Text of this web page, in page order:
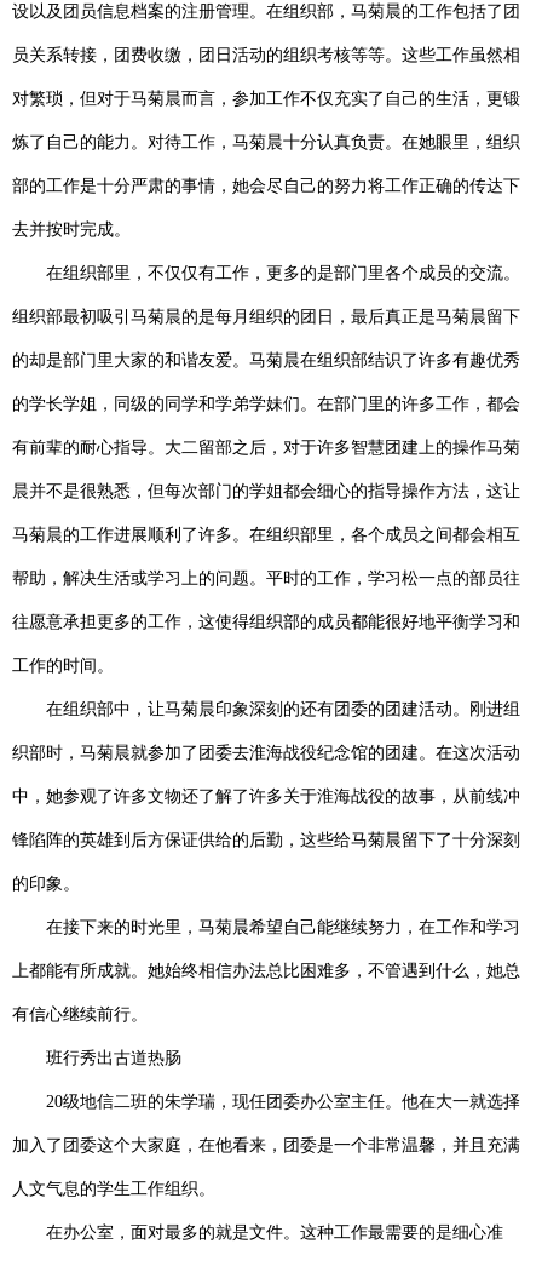
设以及团员信息档案的注册管理。在组织部，马菊晨的工作包括了团
员关系转接，团费收缴，团日活动的组织考核等等。这些工作虽然相
对繁琐，但对于马菊晨而言，参加工作不仅充实了自己的生活，更锻
炼了自己的能力。对待工作，马菊晨十分认真负责。在她眼里，组织
部的工作是十分严肃的事情，她会尽自己的努力将工作正确的传达下
去并按时完成。
在组织部里，不仅仅有工作，更多的是部门里各个成员的交流。
组织部最初吸引马菊晨的是每月组织的团日，最后真正是马菊晨留下
的却是部门里大家的和谐友爱。马菊晨在组织部结识了许多有趣优秀
的学长学姐，同级的同学和学弟学妹们。在部门里的许多工作，都会
有前辈的耐心指导。大二留部之后，对于许多智慧团建上的操作马菊
晨并不是很熟悉，但每次部门的学姐都会细心的指导操作方法，这让
马菊晨的工作进展顺利了许多。在组织部里，各个成员之间都会相互
帮助，解决生活或学习上的问题。平时的工作，学习松一点的部员往
往愿意承担更多的工作，这使得组织部的成员都能很好地平衡学习和
工作的时间。
在组织部中，让马菊晨印象深刻的还有团委的团建活动。刚进组
织部时，马菊晨就参加了团委去淮海战役纪念馆的团建。在这次活动
中，她参观了许多文物还了解了许多关于淮海战役的故事，从前线冲
锋陷阵的英雄到后方保证供给的后勤，这些给马菊晨留下了十分深刻
的印象。
在接下来的时光里，马菊晨希望自己能继续努力，在工作和学习
上都能有所成就。她始终相信办法总比困难多，不管遇到什么，她总
有信心继续前行。
班行秀出古道热肠
20级地信二班的朱学瑞，现任团委办公室主任。他在大一就选择
加入了团委这个大家庭，在他看来，团委是一个非常温馨，并且充满
人文气息的学生工作组织。
在办公室，面对最多的就是文件。这种工作最需要的是细心准